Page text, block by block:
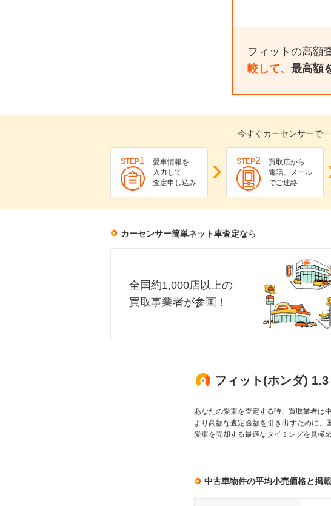
フィットの高額
較して、 最高額
今すぐカーセンサーで
STEP1
愛車情報を
入力して
査定申し込み
STEP2
買取店から
電話、メール
でご連絡
カーセンサー簡単ネット車査定なら
全国約1,000店以上の
買取事業者が参画！
フィット(ホンダ)
あなたの愛車を査定する時、買取業者は
より高額な査定金額を引き出すために、
愛車を売却する最適なタイミングを見極め
中古車物件の平均小売価格と掲